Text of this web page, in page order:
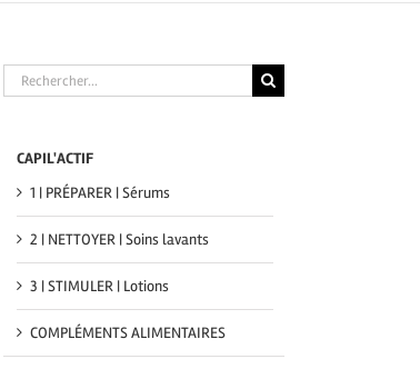
Rechercher
CAPIL'ACTIF
1 | PRÉPARER | Sérums
2 | NETTOYER | Soins lavants
3 | STIMULER | Lotions
COMPLÉMENTS ALIMENTAIRES